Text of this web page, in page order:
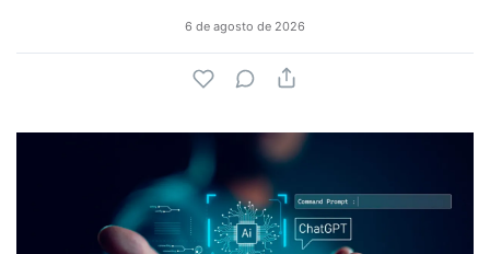
6 de agosto de 2026